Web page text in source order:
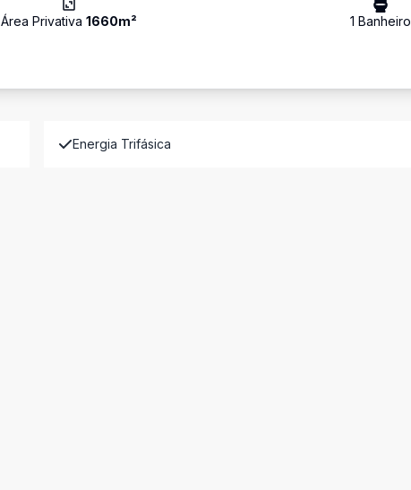
Área Privativa 1660m² 1 Banheiro
Energia Trifásica